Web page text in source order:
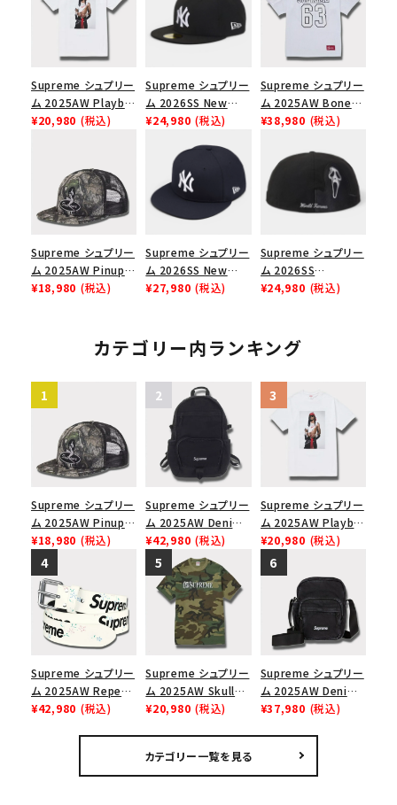
Supreme シュプリー
ム 2025AW Playboi
Carti Tee プレイボ
¥20,980 (税込)
Supreme シュプリー
ム 2026SS New
York Yankees New
クヤンキース ニュー
エラ キャップ ブラック
¥24,980 (税込)
Supreme シュプリー
ム 2025AW Bones
Football Jersey ボ
ジャージ ホワイト
¥38,980 (税込)
Supreme シュプリー
ム 2025AW Pinup
Mesh Back 5-Panel
ップ トゥルーティン
バーHTC フォールカ
¥18,980 (税込)
Supreme シュプリー
ム 2026SS New
York Yankees New
エラ キャップ ネイビ
ー
¥27,980 (税込)
Supreme シュプリー
ム 2026SS
Ghostface Box
クスロゴ ニューエラ
キャップ ブラック
¥24,980 (税込)
カテゴリー内ランキング
Supreme シュプリー
ム 2025AW Pinup
Mesh Back 5-Panel
Capピンアップ メッシ
ュバック 5パネルキャ
ップ トゥルーティン
バーHTC フォールカ
¥18,980 (税込)
Supreme シュプリー
ム 2025AW Denim
Backpack デニム バ
ックパック ブラック
¥42,980 (税込)
Supreme シュプリー
ム 2025AW Playboi
Carti Tee プレイボ
ーイカーティ Tシャツ
ホワイト
¥20,980 (税込)
Supreme シュプリー
ム 2025AW Repeat
Leather Belt リピー
¥42,980 (税込)
Supreme シュプリー
ム 2025AW Skull
Tee スカル Tシャ
¥20,980 (税込)
Supreme シュプリー
ム 2025AW Denim
Shoulder Bag デニ
¥37,980 (税込)
カテゴリー一覧を見る